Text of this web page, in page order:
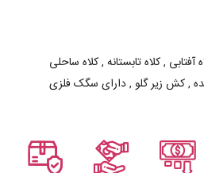
آفتابی , کلاه تابستانه , کلاه ساحلی
, کش زیر گلو , دارای سگک فلزی